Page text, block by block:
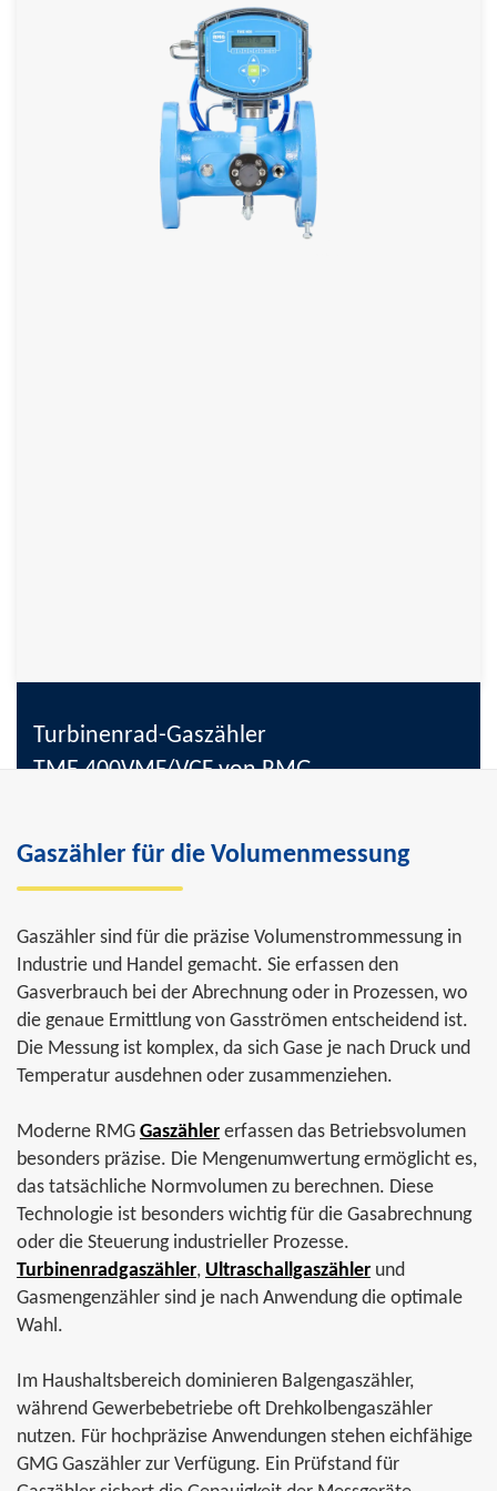
Turbinenrad-Gaszähler mit elektronischem Zählwerk
und integriertem Mengenumwerter
Kurze Bauform
Integrierte Temperatur- und Druckmessung
Installationsaufwand für Druck- und
Temperaturmessung entfällt
Anzeige von Druck, Temperatur, Volumen und
Turbinenrad-Gaszähler
TME 400VMF/VCF von RMG
Baulänge 3xDN gemäß DIN/EN 12261
Erfüllt DIN/EN 12405 für Mengenumwerter (VCF)
Anzeige von Druck, Temperatur, Volumen und
Durchfluss, jeweils im Betriebs- und Normzustand
Integrierte Messwertarchive
weitere Informationen
Gaszähler für die Volumenmessung
Gaszähler sind für die präzise Volumenstrommessung in
Industrie und Handel gemacht. Sie erfassen den
Gasverbrauch bei der Abrechnung oder in Prozessen, wo
die genaue Ermittlung von Gasströmen entscheidend ist.
Die Messung ist komplex, da sich Gase je nach Druck und
Temperatur ausdehnen oder zusammenziehen.
Moderne RMG Gaszähler erfassen das Betriebsvolumen
besonders präzise. Die Mengenumwertung ermöglicht es,
das tatsächliche Normvolumen zu berechnen. Diese
Technologie ist besonders wichtig für die Gasabrechnung
oder die Steuerung industrieller Prozesse.
Turbinenradgaszähler, Ultraschallgaszähler und
Gasmengenzähler sind je nach Anwendung die optimale
Wahl.
Im Haushaltsbereich dominieren Balgengaszähler,
während Gewerbebetriebe oft Drehkolbengaszähler
nutzen. Für hochpräzise Anwendungen stehen eichfähige
GMG Gaszähler zur Verfügung. Ein Prüfstand für